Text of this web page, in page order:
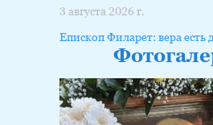
3 августа 2026 г.
Епископ Филарет: вера есть